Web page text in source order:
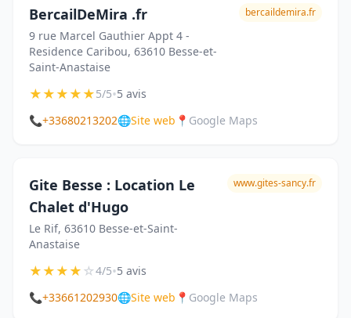
BercailDeMira .fr
9 rue Marcel Gauthier Appt 4 -
Residence Caribou, 63610 Besse-et-
Saint-Anastaise
bercaildemira.fr
★★★★★5/5•5 avis
📞+33680213202🌐Site web 📍 Google Maps
Gite Besse : Location Le
Chalet d'Hugo
Le Rif, 63610 Besse-et-Saint-
Anastaise
www.gites-sancy.fr
★★★★☆4/5•5 avis
📞+33661202930🌐Site web 📍 Google Maps